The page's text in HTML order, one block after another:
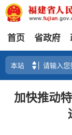
首页 省政府
加快推动